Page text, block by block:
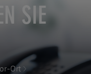
SIE
Ort